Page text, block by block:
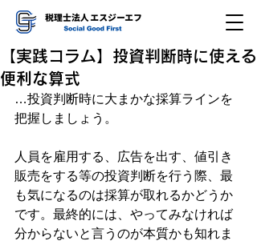
【実践コラム】投資判断時に使える
便利な算式
…投資判断時に大まかな採算ラインを
把握しましょう。
人員を雇用する、広告を出す、値引き
販売をする等の投資判断を行う際、最
も気になるのは採算が取れるかどうか
です。最終的には、やってみなければ
分からないと言うのが本質かも知れま